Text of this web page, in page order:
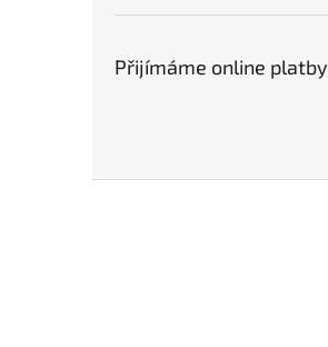
Přijímáme online platby